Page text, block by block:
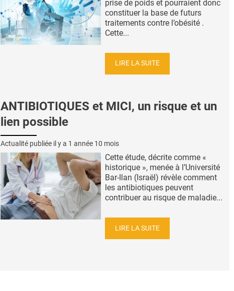
prise de poids et pourraient donc
constituer la base de futurs
traitements contre l’obésité .
Cette...
LIRE LA SUITE
ANTIBIOTIQUES et MICI, un risque et un
lien possible
Actualité publiée il y a 1 année 10 mois
Cette étude, décrite comme «
historique », menée à l’Université
Bar-Ilan (Israël) révèle comment
les antibiotiques peuvent
contribuer au risque de maladie...
LIRE LA SUITE